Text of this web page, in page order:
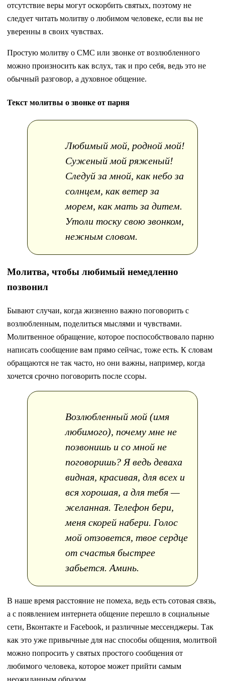
отсутствие веры могут оскорбить святых, поэтому не
следует читать молитву о любимом человеке, если вы не
уверенны в своих чувствах.
Простую молитву о СМС или звонке от возлюбленного
можно произносить как вслух, так и про себя, ведь это не
обычный разговор, а духовное общение.
Текст молитвы о звонке от парня
Любимый мой, родной мой!
Суженый мой ряженый!
Следуй за мной, как небо за
солнцем, как ветер за
морем, как мать за дитем.
Утоли тоску свою звонком,
нежным словом.
Молитва, чтобы любимый немедленно
позвонил
Бывают случаи, когда жизненно важно поговорить с
возлюбленным, поделиться мыслями и чувствами.
Молитвенное обращение, которое поспособствовало парню
написать сообщение вам прямо сейчас, тоже есть. К словам
обращаются не так часто, но они важны, например, когда
хочется срочно поговорить после ссоры.
Возлюбленный мой (имя
любимого), почему мне не
позвонишь и со мной не
поговоришь? Я ведь деваха
видная, красивая, для всех и
вся хорошая, а для тебя —
желанная. Телефон бери,
меня скорей набери. Голос
мой отзовется, твое сердце
от счастья быстрее
забьется. Аминь.
В наше время расстояние не помеха, ведь есть сотовая связь,
а с появлением интернета общение перешло в социальные
сети, Вконтакте и Facebook, и различные мессенджеры. Так
как это уже привычные для нас способы общения, молитвой
можно попросить у святых простого сообщения от
любимого человека, которое может прийти самым
неожиданным образом.